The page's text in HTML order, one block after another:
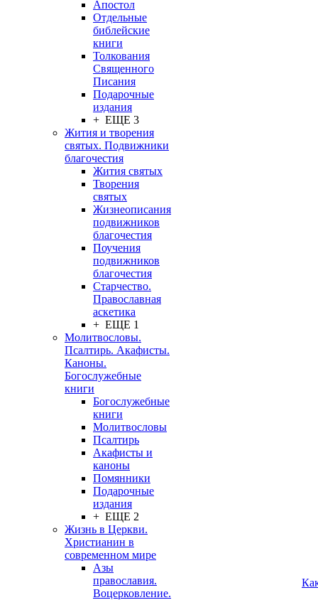
Апостол
Отдельные
библейские
книги
Толкования
Священного
Писания
Подарочные
издания
+ ЕЩЕ 3
Жития и творения
святых. Подвижники
благочестия
Жития святых
Творения
святых
Жизнеописания
подвижников
благочестия
Поучения
подвижников
благочестия
Старчество.
Православная
аскетика
+ ЕЩЕ 1
Молитвословы.
Псалтирь. Акафисты.
Каноны.
Богослужебные
книги
Богослужебные
книги
Молитвословы
Псалтирь
Акафисты и
каноны
Помянники
Подарочные
издания
+ ЕЩЕ 2
Жизнь в Церкви.
Христианин в
современном мире
Азы
православия.
Воцерковление.